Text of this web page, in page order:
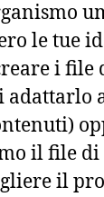
le tue
i file
adattarlo
il file di
il